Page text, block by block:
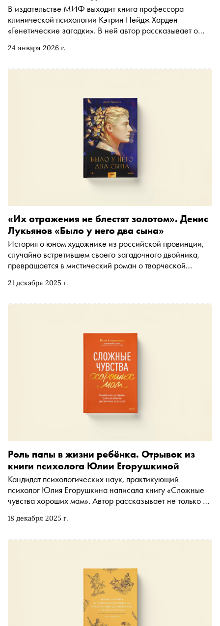
24 января 2026 г.
В издательстве МИФ выходит книга профессора
клинической психологии Кэтрин Пейдж Харден
«Генетические загадки». В ней автор рассказывает о
том, почему жизнь человека не определяется победой в
21 декабря 2025 г.
«Их отражения не блестят золотом». Денис
Лукьянов «Было у него два сына»
История о юном художнике из российской провинции,
случайно встретившем своего загадочного двойника,
превращается в мистический роман о творческой
переложение мифа о Нарциссе, где мир суеверий
лица самого отражения. «Сноб» публикует фрагмент из
18 декабря 2025 г.
Роль папы в жизни ребёнка. Отрывок из
книги психолога Юлии Егорушкиной
Кандидат психологических наук, практикующий
психолог Юлия Егорушкина написала книгу «Сложные
чувства хороших мам». Автор рассказывает не только о
но и как справиться с нахлынувшими чувствами и не
тому, как в связи с рождением ребёнка
разрешения издательства МИФ «Сноб» публикует